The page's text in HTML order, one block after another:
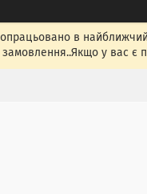
в
у вас